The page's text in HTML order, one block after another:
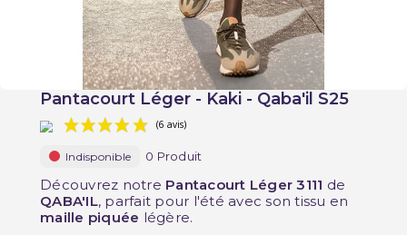
Pantacourt Léger - Kaki - Qaba'il S25
Indisponible 0 Produit
Découvrez notre Pantacourt Léger 3111 de
QABA'IL, parfait pour l'été avec son tissu en
maille piquée légère.